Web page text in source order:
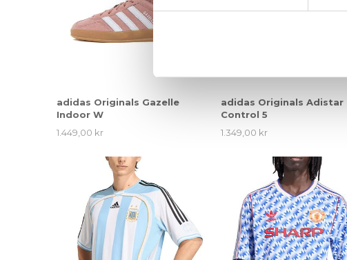
adidas Originals Gazelle
Indoor W
1.449,00 kr
adidas Originals Adistar
Control 5
1.349,00 kr